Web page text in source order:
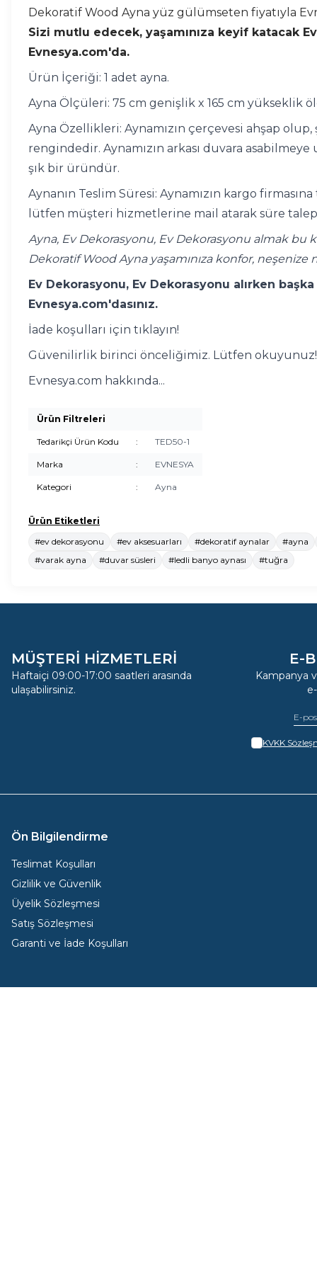
Dekoratif Wood Ayna yüz gülümseten fiyatıyla
Sizi mutlu edecek, yaşamınıza keyif katacak
Evnesya.com'da.
Ürün İçeriği: 1 adet ayna.
Ayna Ölçüleri: 75 cm genişlik x 165 cm yükseklik
Ayna Özellikleri: Aynamızın çerçevesi ahşap
rengindedir. Aynamızın arkası duvara
şık bir üründür.
Aynanın Teslim Süresi: Aynamızın kargo
lütfen müşteri hizmetlerine mail atarak süre
Ayna, Ev Dekorasyonu, Ev Dekorasyonu almak bu
Dekoratif Wood Ayna yaşamınıza konfor, neşenize
Ev Dekorasyonu, Ev Dekorasyonu alırken
Evnesya.com'dasınız.
İade koşulları için tıklayın!
Güvenilirlik birinci önceliğimiz. Lütfen okuyunuz!
Evnesya.com hakkında...
Ürün Filtreleri
Tedarikçi Ürün Kodu : TED50-1
Marka : EVNESYA
Kategori : Ayna
Ürün Etiketleri
#ev dekorasyonu
#ev aksesuarları #dekoratif aynalar
#ayna
#varak ayna
#duvar süsleri #ledli banyo aynası #tuğra
MÜŞTERİ HİZMETLERİ
Haftaiçi 09:00-17:00 saatleri arasında
ulaşabilirsiniz.
E-
Kampanya
KVKK
Ön Bilgilendirme
Teslimat Koşulları
Gizlilik ve Güvenlik
Üyelik Sözleşmesi
Satış Sözleşmesi
Garanti ve İade Koşulları